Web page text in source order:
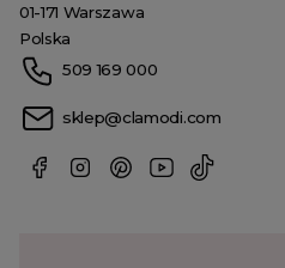
01-171 Warszawa
Polska
509 169 000
sklep@clamodi.com